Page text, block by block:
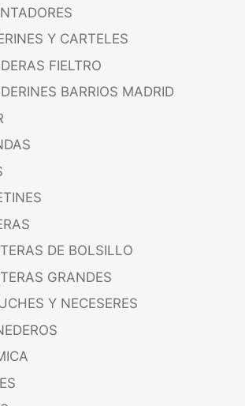
Y CARTELES
FIELTRO
BARRIOS MADRID
DE BOLSILLO
GRANDES
Y NECESERES